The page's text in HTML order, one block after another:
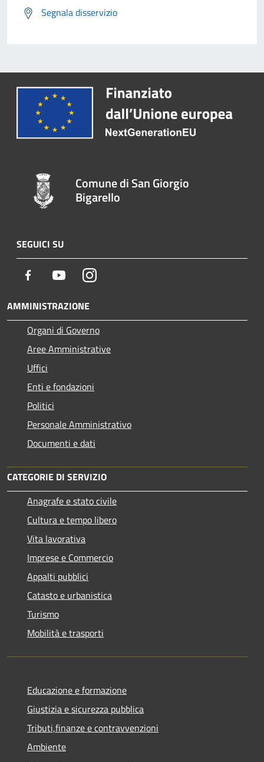
Segnala disservizio
Comune di San Giorgio
Bigarello
SEGUICI SU
Facebook YoutubeInstagram
AMMINISTRAZIONE
Organi di Governo
Aree Amministrative
Uffici
Enti e fondazioni
Politici
Personale Amministrativo
Documenti e dati
CATEGORIE DI SERVIZIO
Anagrafe e stato civile
Cultura e tempo libero
Vita lavorativa
Imprese e Commercio
Appalti pubblici
Catasto e urbanistica
Turismo
Mobilità e trasporti
Educazione e formazione
Giustizia e sicurezza pubblica
Tributi,finanze e contravvenzioni
Ambiente